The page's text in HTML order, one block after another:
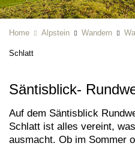
Home Alpstein Wandern
Schlatt
Säntisblick-
Auf dem Säntisblick
Schlatt ist alles vereint,
ausmacht. Ob im Sommer